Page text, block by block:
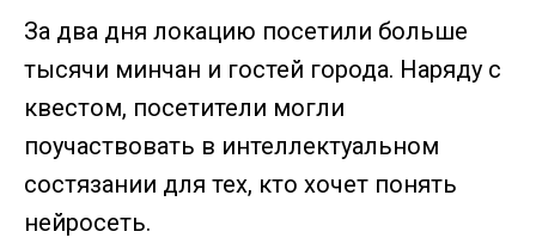
За два дня локацию посетили больше
тысячи минчан и гостей города. Наряду с
квестом, посетители могли
поучаствовать в интеллектуальном
состязании для тех, кто хочет понять
нейросеть.